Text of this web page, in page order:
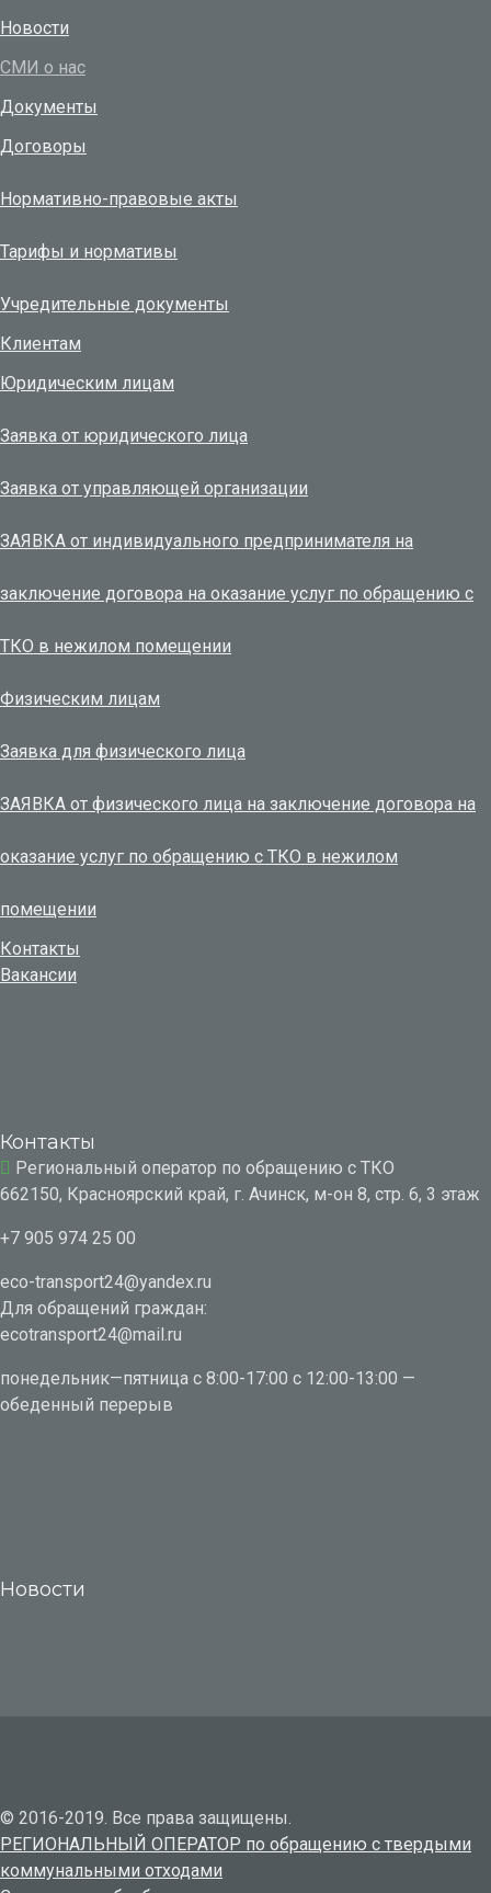
Новости
СМИ о нас
Документы
Договоры
Нормативно-правовые акты
Тарифы и нормативы
Учредительные документы
Клиентам
Юридическим лицам
Заявка от юридического лица
Заявка от управляющей организации
ЗАЯВКА от индивидуального предпринимателя на
заключение договора на оказание услуг по обращению с
ТКО в нежилом помещении
Физическим лицам
Заявка для физического лица
ЗАЯВКА от физического лица на заключение договора на
оказание услуг по обращению с ТКО в нежилом
помещении
Контакты
Вакансии
Контакты
Региональный оператор по обращению с ТКО
662150, Красноярский край, г. Ачинск, м-он 8, стр. 6, 3 этаж
+7 905 974 25 00
eco-transport24@yandex.ru
Для обращений граждан:
ecotransport24@mail.ru
понедельник—пятница с 8:00-17:00 с 12:00-13:00 —
обеденный перерыв
Новости
© 2016-2019. Все права защищены.
РЕГИОНАЛЬНЫЙ ОПЕРАТОР по обращению с твердыми
коммунальными отходами